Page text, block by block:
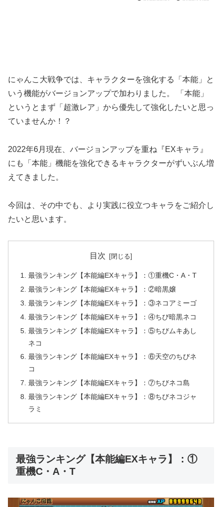
にゃんこ大戦争では、キャラクターを強化する「本能」と
いう機能がバージョンアップで加わりました。 「本能」
というとまず「超激レア」から優先して強化したいと思っ
ていませんか！？
2022年6月現在、バージョンアップを重ね『EXキャラ』
にも「本能」機能を強化できるキャラクターがずいぶん増
えてきました。
今回は、その中でも、より実践に役立つキャラをご紹介し
たいと思います。
目次
最強ランキング【本能編EXキャラ】：①重機C・A・T
最強ランキング【本能編EXキャラ】：②暗黒嬢
最強ランキング【本能編EXキャラ】：③ネコアミーゴ
最強ランキング【本能編EXキャラ】：④ちび暗黒ネコ
最強ランキング【本能編EXキャラ】：⑤ちびムキあし
ネコ
最強ランキング【本能編EXキャラ】：⑥天空のちびネ
コ
最強ランキング【本能編EXキャラ】：⑦ちびネコ島
最強ランキング【本能編EXキャラ】：⑧ちびネコジャ
ラミ
最強ランキング【本能編EXキャラ】：①
重機C・A・T